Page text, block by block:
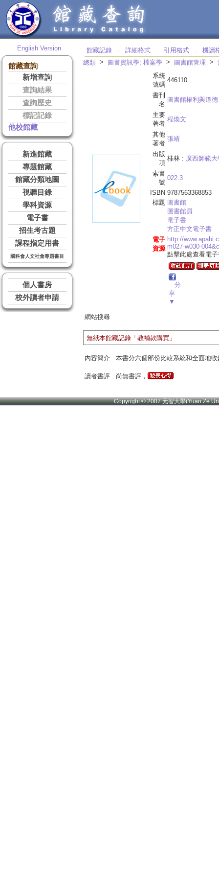
English Version
館藏查詢
新增查詢
查詢結果
查詢歷史
標記記錄
他校館藏
新進館藏
專題館藏
館藏分類地圖
視聽目錄
學科資源
電子書
招生考古題
課程指定用書
國科會人文社會專題書目
個人書房
校外讀者申請
館藏記錄 ‧ 詳細格式 ‧ 引用格式 ‧
機讀
總類 > 圖書資訊學; 檔案學 > 圖書館管理 >
系統
號碼
446110
書刊
名
圖書館權利與道德
主要
著者
程煥文
其他
著者
張靖
出版
項
桂林 : 廣西師範
索書
號
022.3
ISBN 9787563368853
標題 圖書館
圖書館員
電子書
方正中文電子書
電子
資源
http://
m027-w030-
點擊此處查看電
分
享
▼
網站搜尋
無紙本館藏記錄「教補款購買」
內容簡介 本書分六個部份比較系統和全面地
讀者書評 尚無書評，
Copyright © 2007 元智大學(Yuan Ze